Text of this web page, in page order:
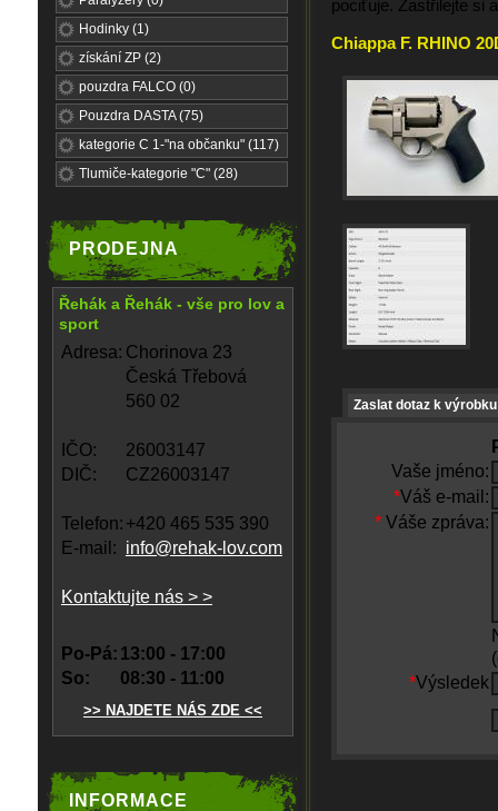
Hodinky (1)
získání ZP (2)
pouzdra FALCO (0)
Pouzdra DASTA (75)
kategorie C 1-"na občanku" (117)
Tlumiče-kategorie "C" (28)
PRODEJNA
Řehák a Řehák - vše pro lov a
sport
Adresa: Chorinova 23
Česká Třebová
560 02
IČO:
26003147
DIČ:
CZ26003147
Telefon: +420 465 535 390
E-mail: info@rehak-lov.com
Kontaktujte nás > >
Po-Pá: 13:00 - 17:00
So:
08:30 - 11:00
>> NAJDETE NÁS ZDE <<
INFORMACE
pociťuje. Zastřilejte si
Chiappa F. RHINO
Zaslat dotaz k výrobku
Vaše jméno:
*Váš e-mail:
* Váše zpráva:
*Výsledek